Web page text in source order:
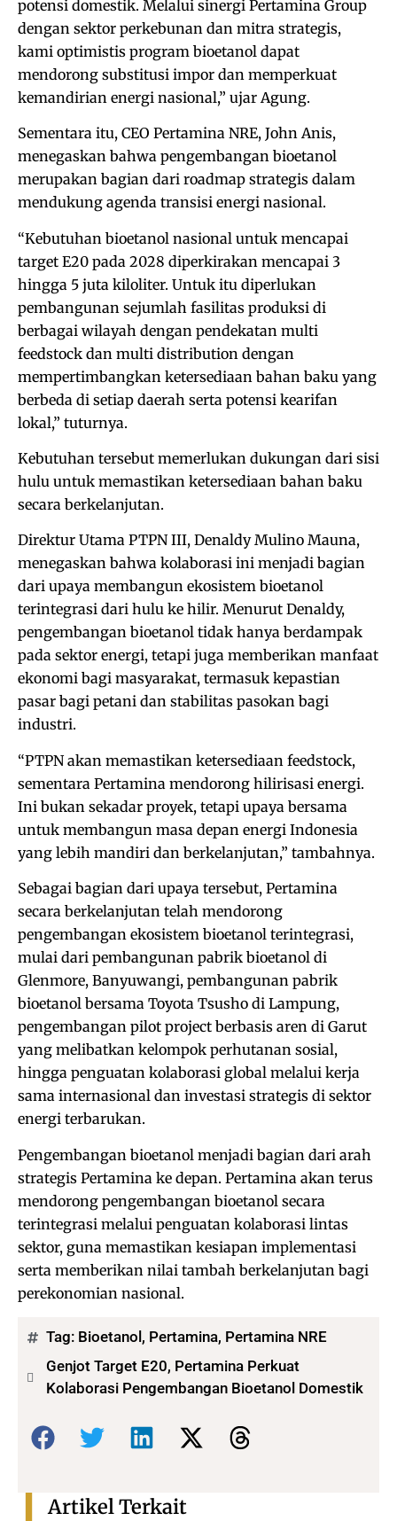
potensi domestik. Melalui sinergi Pertamina Group
dengan sektor perkebunan dan mitra strategis,
kami optimistis program bioetanol dapat
mendorong substitusi impor dan memperkuat
kemandirian energi nasional,” ujar Agung.
Sementara itu, CEO Pertamina NRE, John Anis,
menegaskan bahwa pengembangan bioetanol
merupakan bagian dari roadmap strategis dalam
mendukung agenda transisi energi nasional.
“Kebutuhan bioetanol nasional untuk mencapai
target E20 pada 2028 diperkirakan mencapai 3
hingga 5 juta kiloliter. Untuk itu diperlukan
pembangunan sejumlah fasilitas produksi di
berbagai wilayah dengan pendekatan multi
feedstock dan multi distribution dengan
mempertimbangkan ketersediaan bahan baku yang
berbeda di setiap daerah serta potensi kearifan
lokal,” tuturnya.
Kebutuhan tersebut memerlukan dukungan dari sisi
hulu untuk memastikan ketersediaan bahan baku
secara berkelanjutan.
Direktur Utama PTPN III, Denaldy Mulino Mauna,
menegaskan bahwa kolaborasi ini menjadi bagian
dari upaya membangun ekosistem bioetanol
terintegrasi dari hulu ke hilir. Menurut Denaldy,
pengembangan bioetanol tidak hanya berdampak
pada sektor energi, tetapi juga memberikan manfaat
ekonomi bagi masyarakat, termasuk kepastian
pasar bagi petani dan stabilitas pasokan bagi
industri.
“PTPN akan memastikan ketersediaan feedstock,
sementara Pertamina mendorong hilirisasi energi.
Ini bukan sekadar proyek, tetapi upaya bersama
untuk membangun masa depan energi Indonesia
yang lebih mandiri dan berkelanjutan,” tambahnya.
Sebagai bagian dari upaya tersebut, Pertamina
secara berkelanjutan telah mendorong
pengembangan ekosistem bioetanol terintegrasi,
mulai dari pembangunan pabrik bioetanol di
Glenmore, Banyuwangi, pembangunan pabrik
bioetanol bersama Toyota Tsusho di Lampung,
pengembangan pilot project berbasis aren di Garut
yang melibatkan kelompok perhutanan sosial,
hingga penguatan kolaborasi global melalui kerja
sama internasional dan investasi strategis di sektor
energi terbarukan.
Pengembangan bioetanol menjadi bagian dari arah
strategis Pertamina ke depan. Pertamina akan terus
mendorong pengembangan bioetanol secara
terintegrasi melalui penguatan kolaborasi lintas
sektor, guna memastikan kesiapan implementasi
serta memberikan nilai tambah berkelanjutan bagi
perekonomian nasional.
Tag: Bioetanol , Pertamina, Pertamina NRE
Genjot Target E20, Pertamina Perkuat
Kolaborasi Pengembangan Bioetanol Domestik
Bagikan:
Artikel Terkait